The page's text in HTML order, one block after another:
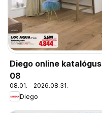
Diego online katalógus
08
08.01. - 2026.08.31.
Diego